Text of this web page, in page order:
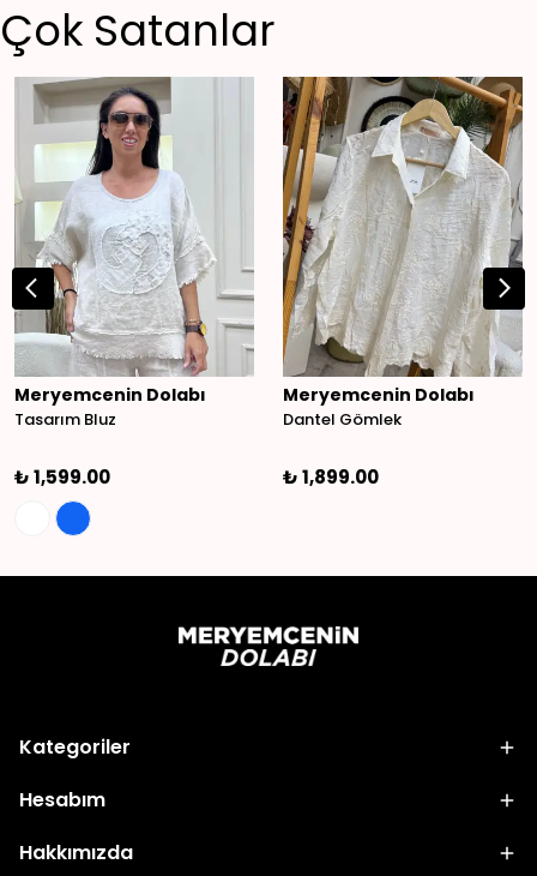
Çok Satanlar
Meryemcenin Dolabı
Tasarım Bluz
₺ 1,599.00
Meryemcenin Dolabı
Dantel Gömlek
₺ 1,899.00
Kategoriler
Hesabım
Hakkımızda